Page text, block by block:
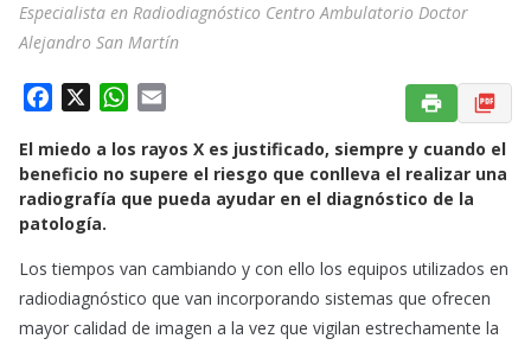
Especialista en Radiodiagnóstico Centro Ambulatorio Doctor
Alejandro San Martín
c
e
b
o
k
W
a
t
s
p
p
a
i
l
El miedo a los rayos X es justificado, siempre y cuando el
beneficio no supere el riesgo que conlleva el realizar una
radiografía que pueda ayudar en el diagnóstico de la
patología.
Los tiempos van cambiando y con ello los equipos utilizados en
radiodiagnóstico que van incorporando sistemas que ofrecen
mayor calidad de imagen a la vez que vigilan estrechamente la